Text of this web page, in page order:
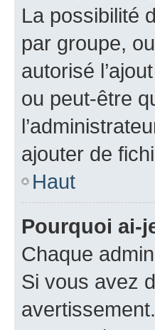
La possibilité
par groupe,
autorisé
ou peut-être
ajouter de
Haut
Pourquoi ai-
Chaque
Si vous avez